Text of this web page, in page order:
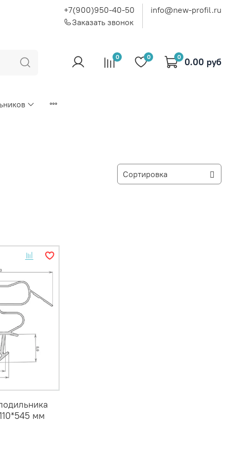
+7(900)950-40-50
Заказать звонок
info@new-profil.ru
0 0 0 0.00 руб
мм